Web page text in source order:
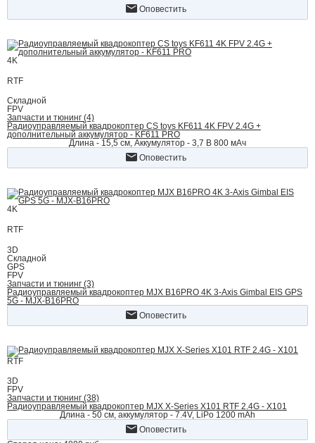
Оповестить
4K
RTF
Складной
FPV
Запчасти и тюнинг (4)
Радиоуправляемый квадрокоптер CS toys KF611 4K FPV 2.4G +
дополнительный аккумулятор - KF611 PRO
Длина - 15,5 см, Аккумулятор - 3,7 В 800 мАч
Оповестить
4K
RTF
3D
Складной
GPS
FPV
Запчасти и тюнинг (3)
Радиоуправляемый квадрокоптер MJX B16PRO 4K 3-Axis Gimbal EIS GPS
5G - MJX-B16PRO
Оповестить
RTF
3D
FPV
Запчасти и тюнинг (38)
Радиоуправляемый квадрокоптер MJX X-Series X101 RTF 2.4G - X101
Длина - 50 cм, аккумулятор - 7.4V, LiPo 1200 mАh
Оповестить